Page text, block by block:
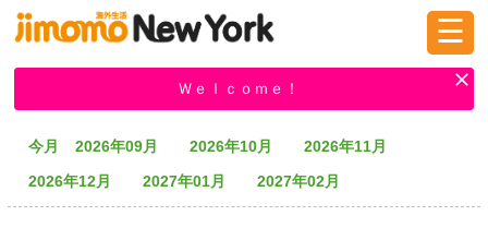
掲示板 タウン情報 教えて！
☰
Ｗｅｌｃｏｍｅ！
今月 2026年09月 2026年10月
2026年11月
2026年12月
2027年01月 2027年02月